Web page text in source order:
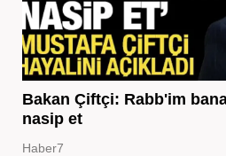
Bakan Çiftçi: Rabb'im
nasip et
Haber7